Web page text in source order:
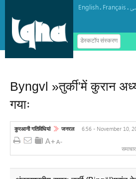
English. Français.
डेस्कटॉप संस्करण
Byngvl »तुर्की'में कुरान
गयाः
कुरआनी गतिविधियां जनरल 6:56 - November 10,